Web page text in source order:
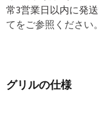
常3営業日以内に発送
てをご参照ください。
グリルの仕様